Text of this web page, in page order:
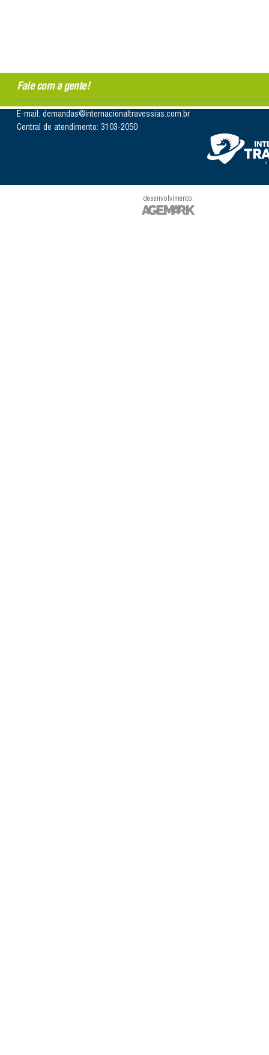
Fale com a gente!
E-mail: demandas@internacionaltravessias.com.br
Central de atendimento: 3103-2050
desenvolvimento: